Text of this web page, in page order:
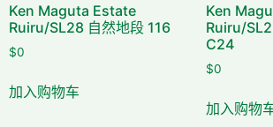
Ken Maguta Estate
Ruiru/SL28 自然地段 116
$0
加入购物车
Ken
Ruiru/
C24
$0
加入购物